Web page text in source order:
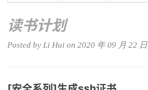
读书计划
Posted by Li Hui on 2020 年 09 月 22 日